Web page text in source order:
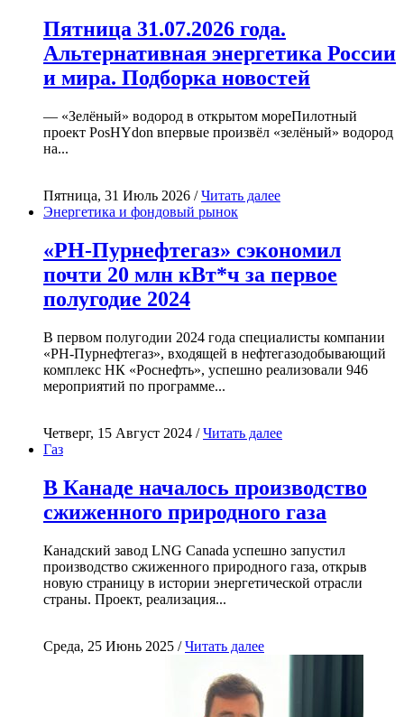
Пятница 31.07.2026 года.
Альтернативная энергетика России
и мира. Подборка новостей
— «Зелёный» водород в открытом мореПилотный
проект PosHYdon впервые произвёл «зелёный» водород
на...
Пятница, 31 Июль 2026 /Читать далее
Энергетика и фондовый рынок
«РН-Пурнефтегаз» сэкономил
почти 20 млн кВт*ч за первое
полугодие 2024
В первом полугодии 2024 года специалисты компании
«РН-Пурнефтегаз», входящей в нефтегазодобывающий
комплекс НК «Роснефть», успешно реализовали 946
мероприятий по программе...
Четверг, 15 Август 2024 /Читать далее
Газ
В Канаде началось производство
сжиженного природного газа
Канадский завод LNG Canada успешно запустил
производство сжиженного природного газа, открыв
новую страницу в истории энергетической отрасли
страны. Проект, реализация...
Среда, 25 Июнь 2025 /Читать далее